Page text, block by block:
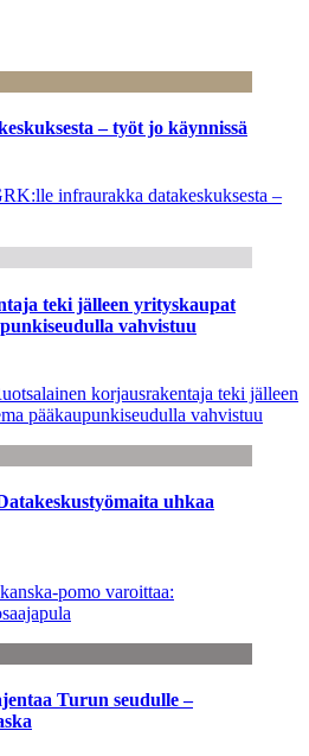
– työt jo käynnissä
infraurakka datakeskuksesta –
teki jälleen yrityskaupat
vahvistuu
korjausrakentaja teki jälleen
pääkaupunkiseudulla vahvistuu
uhkaa
pomo varoittaa:
Turun seudulle –